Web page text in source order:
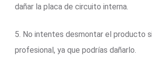
dañar la placa de circuito interna.
5. No intentes desmontar el producto
profesional, ya que podrías dañarlo.